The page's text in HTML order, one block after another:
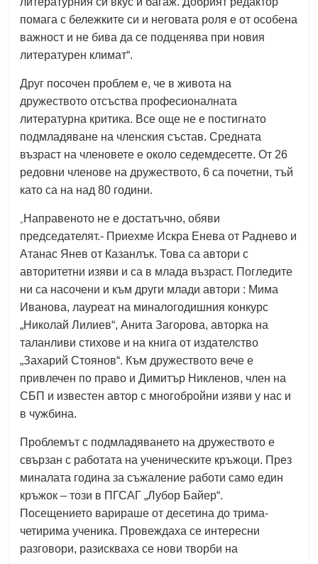
помага с бележките си и неговата роля е от особена
важност и не бива да се подценява при новия
литературен климат“.
Друг посочен проблем е, че в живота на
дружеството отсъства професионалната
литературна критика. Все още не е постигнато
подмладяване на членския състав. Средната
възраст на членовете е около седемдесетте. От 26
редовни членове на дружеството, 6 са почетни, тъй
като са на над 80 години.
„Направеното не е достатъчно, обяви
председателят.- Приехме Искра Енева от Раднево и
Атанас Янев от Казанлък. Това са автори с
авторитетни изяви и са в млада възраст. Погледите
ни са насочени и към други млади автори : Мима
Иванова, лауреат на миналогодишния конкурс
„Николай Лилиев“, Анита Загорова, авторка на
таланливи стихове и на книга от издателство
„Захарий Стоянов“. Към дружеството вече е
привлечен по право и Димитър Никленов, член на
СБП и известен автор с многобройни изяви у нас и
в чужбина.
Проблемът с подмладяването на дружеството е
свързан с работата на ученическите кръжоци. През
миналата година за съжаление работи само един
кръжок – този в ПГСАГ „Лубор Байер“.
Посещението варираше от десетина до трима-
четирима ученика. Провеждаха се интересни
разговори, разискваха се нови творби на